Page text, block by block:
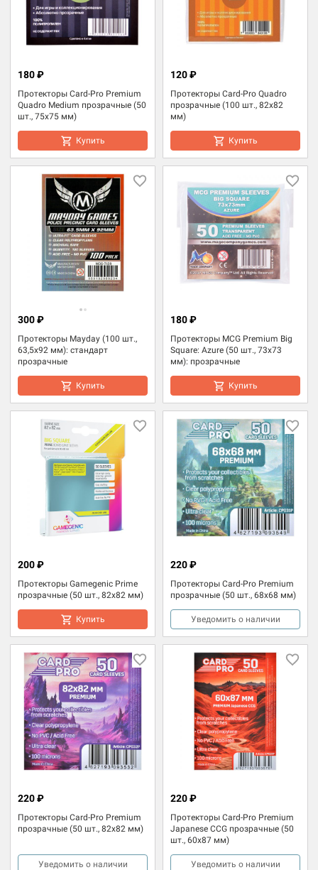
Протекторы Card-Pro Premium
Quadro Medium прозрачные (50
шт., 75x75 мм)
180 ₽
Купить
Протекторы Card-Pro Quadro
прозрачные (100 шт., 82x82
мм)
120 ₽
Купить
Протекторы Mayday (100 шт.,
63,5x92 мм): стандарт
прозрачные
300 ₽
Купить
Протекторы MCG Premium Big
Square: Azure (50 шт., 73x73
мм): прозрачные
180 ₽
Купить
Протекторы Gamegenic Prime
прозрачные (50 шт., 82x82 мм)
200 ₽
Купить
Протекторы Card-Pro Premium
прозрачные (50 шт., 68x68 мм)
220 ₽
Уведомить о наличии
Протекторы Card-Pro Premium
прозрачные (50 шт., 82x82 мм)
220 ₽
Уведомить о наличии
Протекторы Card-Pro Premium
Japanese CCG прозрачные (50
шт., 60x87 мм)
220 ₽
Уведомить о наличии